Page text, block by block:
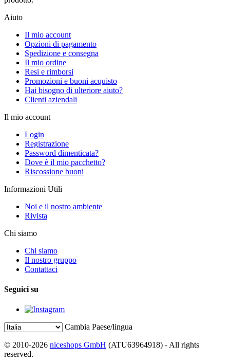
Aiuto
Il mio account
Opzioni di pagamento
Spedizione e consegna
Il mio ordine
Resi e rimborsi
Promozioni e buoni acquisto
Hai bisogno di ulteriore aiuto?
Clienti aziendali
Il mio account
Login
Registrazione
Password dimenticata?
Dove è il mio pacchetto?
Riscossione buoni
Informazioni Utili
Noi e il nostro ambiente
Rivista
Chi siamo
Chi siamo
Il nostro gruppo
Contattaci
Seguici su
Cambia Paese/lingua
© 2010-2026 niceshops GmbH (ATU63964918) - All rights
reserved.